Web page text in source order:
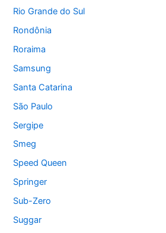
Rio Grande do Sul
Rondônia
Roraima
Samsung
Santa Catarina
São Paulo
Sergipe
Smeg
Speed Queen
Springer
Sub-Zero
Suggar